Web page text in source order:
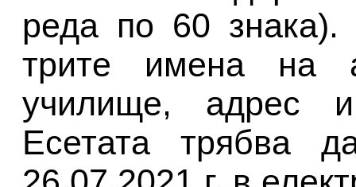
реда по 60
трите имена на
училище, адрес
Есетата трябва